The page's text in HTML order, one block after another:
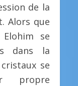
de la
Alors que
se
dans la
se
propre